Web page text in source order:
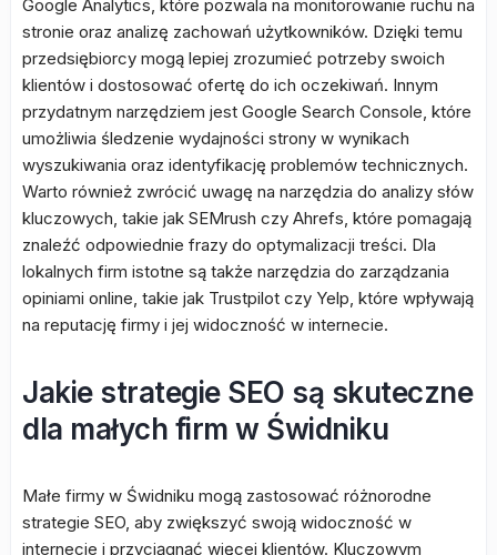
Google Analytics, które pozwala na monitorowanie ruchu na
stronie oraz analizę zachowań użytkowników. Dzięki temu
przedsiębiorcy mogą lepiej zrozumieć potrzeby swoich
klientów i dostosować ofertę do ich oczekiwań. Innym
przydatnym narzędziem jest Google Search Console, które
umożliwia śledzenie wydajności strony w wynikach
wyszukiwania oraz identyfikację problemów technicznych.
Warto również zwrócić uwagę na narzędzia do analizy słów
kluczowych, takie jak SEMrush czy Ahrefs, które pomagają
znaleźć odpowiednie frazy do optymalizacji treści. Dla
lokalnych firm istotne są także narzędzia do zarządzania
opiniami online, takie jak Trustpilot czy Yelp, które wpływają
na reputację firmy i jej widoczność w internecie.
Jakie strategie SEO są skuteczne
dla małych firm w Świdniku
Małe firmy w Świdniku mogą zastosować różnorodne
strategie SEO, aby zwiększyć swoją widoczność w
internecie i przyciągnąć więcej klientów. Kluczowym